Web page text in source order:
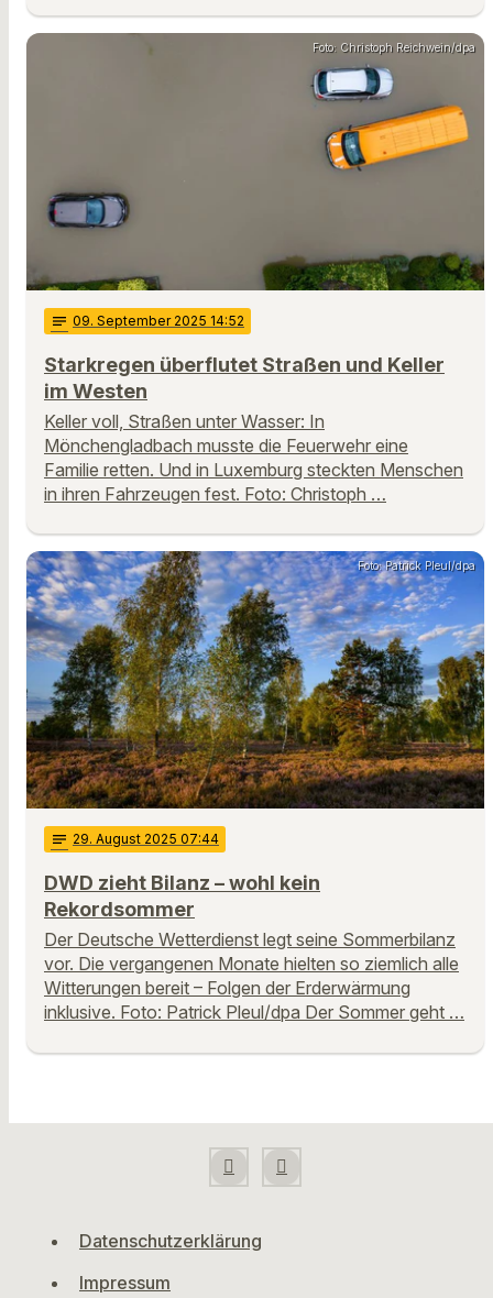
Foto: Christoph Reichwein/dpa
notes 09. September 2025 14:52
Starkregen überflutet Straßen und Keller
im Westen
Keller voll, Straßen unter Wasser: In
Mönchengladbach musste die Feuerwehr eine
Familie retten. Und in Luxemburg steckten Menschen
in ihren Fahrzeugen fest. Foto: Christoph …
Foto: Patrick Pleul/dpa
notes 29. August 2025 07:44
DWD zieht Bilanz – wohl kein
Rekordsommer
Der Deutsche Wetterdienst legt seine Sommerbilanz
vor. Die vergangenen Monate hielten so ziemlich alle
Witterungen bereit – Folgen der Erderwärmung
inklusive. Foto: Patrick Pleul/dpa Der Sommer geht …
Datenschutzerklärung
Impressum